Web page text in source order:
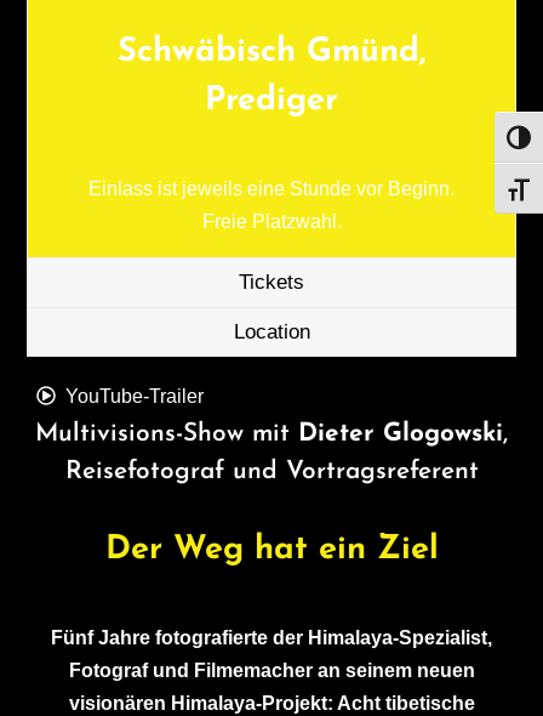
Schwäbisch Gmünd,
Prediger
Einlass ist jeweils eine Stunde vor Beginn.
Freie Platzwahl.
Tickets
Location
YouTube-Trailer
Multivisions-Show mit Dieter Glogowski,
Reisefotograf und Vortragsreferent
Der Weg hat ein Ziel
Fünf Jahre fotografierte der Himalaya-Spezialist,
Fotograf und Filmemacher an seinem neuen
visionären Himalaya-Projekt: Acht tibetische